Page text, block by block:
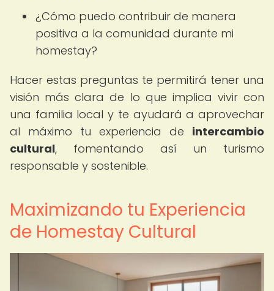
¿Cómo puedo contribuir de manera
positiva a la comunidad durante mi
homestay?
Hacer estas preguntas te permitirá tener una
visión más clara de lo que implica vivir con
una familia local y te ayudará a aprovechar
al máximo tu experiencia de intercambio
cultural, fomentando así un turismo
responsable y sostenible.
Maximizando tu Experiencia
de Homestay Cultural